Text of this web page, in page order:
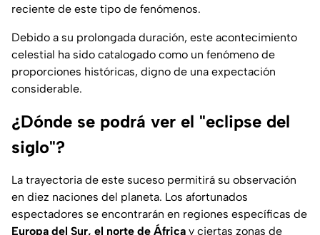
reciente de este tipo de fenómenos.
Debido a su prolongada duración, este acontecimiento
celestial ha sido catalogado como un fenómeno de
proporciones históricas, digno de una expectación
considerable.
¿Dónde se podrá ver el "eclipse del
siglo"?
La trayectoria de este suceso permitirá su observación
en diez naciones del planeta. Los afortunados
espectadores se encontrarán en regiones específicas de
Europa del Sur, el norte de África y ciertas zonas de